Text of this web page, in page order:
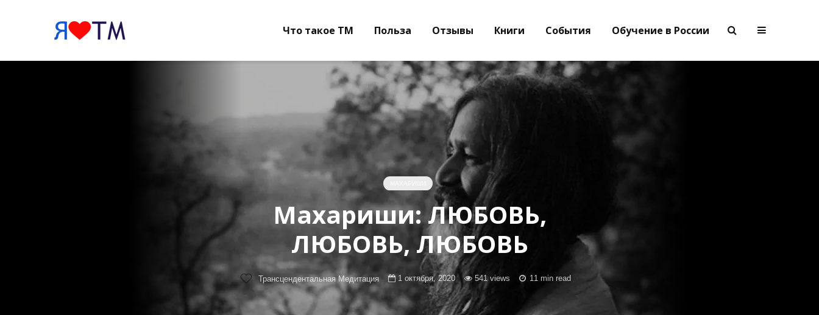
Что такое ТМ Польза Отзывы Книги События Обучение в России
Махариши: ЛЮБОВЬ,
ЛЮБОВЬ, ЛЮБОВЬ
Трансцендентальная Медитация 1 октября, 2020 541 views 11 min read